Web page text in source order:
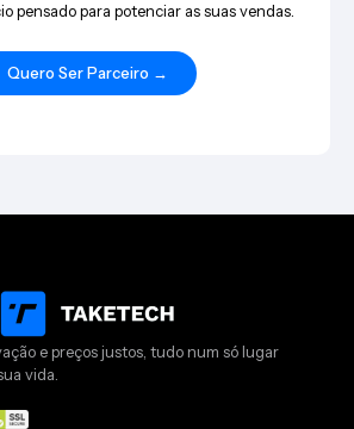
pensado para potenciar as suas vendas.
Quero Ser Parceiro →
e preços justos, tudo num só lugar
vida.